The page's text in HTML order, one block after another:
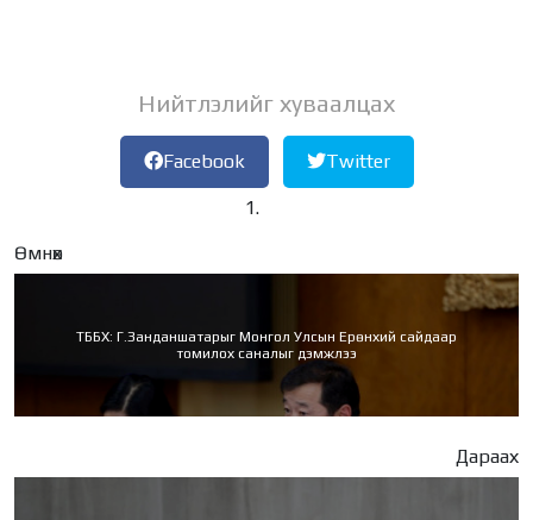
Нийтлэлийг хуваалцах
Facebook Twitter
Өмнөх
ТББХ: Г.Занданшатарыг Монгол Улсын Ерөнхий сайдаар
томилох саналыг дэмжлээ
Дараах